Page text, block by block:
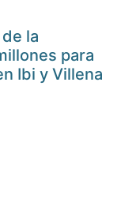
la
para
Ibi y Villena